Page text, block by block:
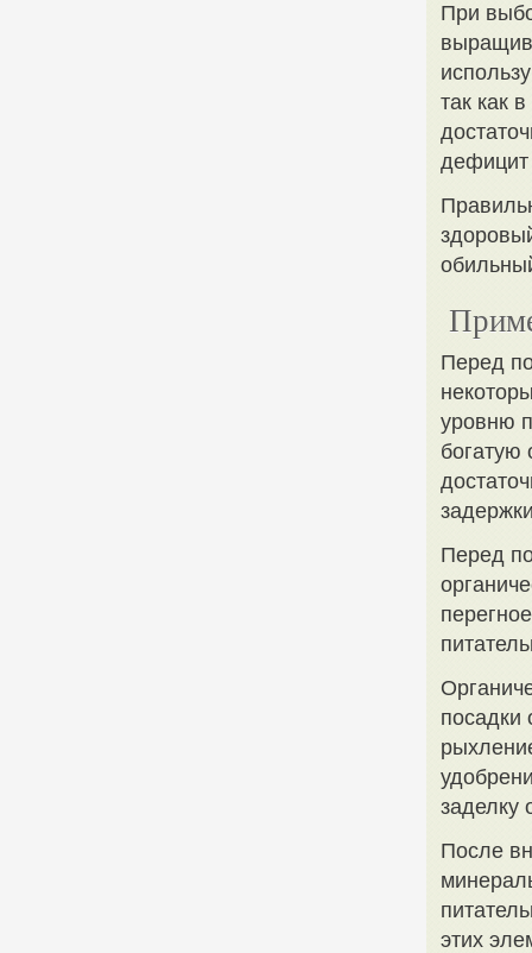
При
так как
дефицит
Перед
уровню
богатую
Перед
посадки
заделку
После
этих